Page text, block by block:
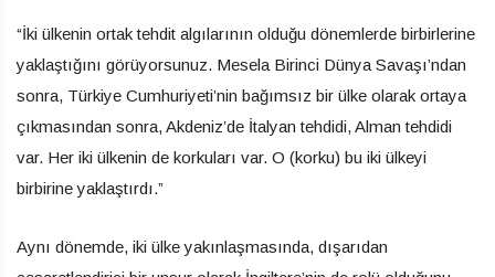
“İki ülkenin ortak tehdit algılarının olduğu dönemlerde birbirlerine
yaklaştığını görüyorsunuz. Mesela Birinci Dünya Savaşı’ndan
sonra, Türkiye Cumhuriyeti’nin bağımsız bir ülke olarak ortaya
çıkmasından sonra, Akdeniz’de İtalyan tehdidi, Alman tehdidi
var. Her iki ülkenin de korkuları var. O (korku) bu iki ülkeyi
birbirine yaklaştırdı.”
Aynı dönemde, iki ülke yakınlaşmasında, dışarıdan